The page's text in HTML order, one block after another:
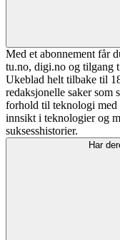
Med et abonnement får
tu.no, digi.no og tilgang
Ukeblad helt tilbake til
redaksjonelle saker som
forhold til teknologi med
innsikt i teknologier og
suksesshistorier.
Har